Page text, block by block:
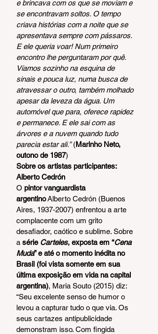
e brincava com os que se moviam e
se encontravam soltos. O tempo
criava histórias com a noite que se
apresentava sempre com pássaros.
E ele queria voar! Num primeiro
encontro lhe perguntaram por quê.
Víamos sozinho na esquina de
sinais e pouca luz, numa busca de
atravessar o outro, também molhado
apesar da leveza da água. Um
automóvel que para, oferece rapidez
e permanece. E ele sai com as
árvores e a nuvem quando tudo
parecia estar ali.” (Marinho Neto,
outono de 1987)
Sobre os artistas participantes:
Alberto Cedrón
O pintor vanguardista
argentino Alberto Cedrón (Buenos
Aires, 1937-2007) enfrentou a arte
complacente com um grito
desafiador, caótico e sublime. Sobre
a série Carteles, exposta em “Cena
Muda” e até o momento inédita no
Brasil (foi vista somente em sua
última exposição em vida na capital
argentina), Maria Souto (2015) diz:
“Seu excelente senso de humor o
levou a capturar tudo o que via. Os
seus cartazes antipublicidade
demonstram isso. Com fingida